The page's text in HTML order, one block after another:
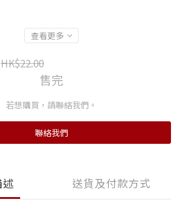
查看更多
HK$22.00
售完
若想購買，請聯絡我們。
聯絡我們
送貨及付款方式